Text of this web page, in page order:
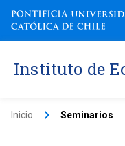
Instituto de
Inicio keyboard_arrow_right Seminarios